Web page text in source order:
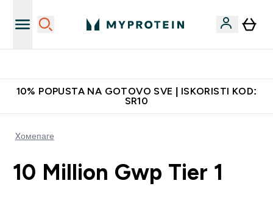
10% POPUSTA NA GOTOVO SVE | ISKORISTI KOD:
SR10
Xомепаге
10 Million Gwp Tier 1